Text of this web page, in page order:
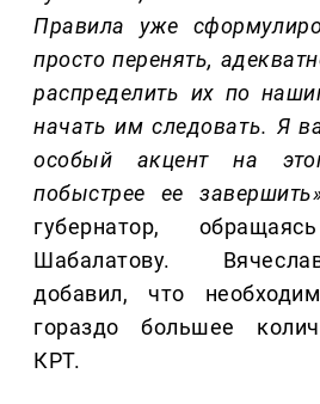
Правила уже
просто перенять,
распределить их по
начать им следовать. Я
особый акцент на
побыстрее ее
губернатор,
Шабалатову.
добавил, что
гораздо большее
КРТ.